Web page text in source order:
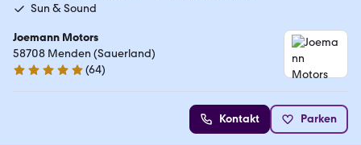
Sun & Sound
Joemann Motors
58708 Menden (Sauerland)
4.8 Sterne
(64)
Kontakt Parken